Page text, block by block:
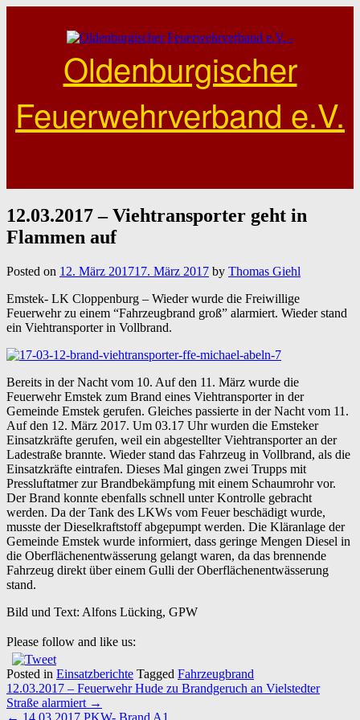
Oldenburgischer
Feuerwehrverband e.V.
12.03.2017 – Viehtransporter geht in
Flammen auf
Posted on 12. März 201717. März 2017 by Thomas Giehl
Emstek- LK Cloppenburg – Wieder wurde die Freiwillige
Feuerwehr zu einem “Fahrzeugbrand groß” alarmiert. Wieder stand
ein Viehtransporter in Vollbrand.
Bereits in der Nacht vom 10. Auf den 11. März wurde die
FeuerwehrEmstek zum Brand eines Viehtransporter in der
Gemeinde Emstek gerufen. Gleiches passierte in der Nacht vom 11.
Auf den 12. März 2017. Um 03.17 Uhr wurden die Emsteker
Einsatzkräfte gerufen, weil ein abgestellter Viehtransporter an der
Ladestraße brannte. Wieder stand das Fahrzeug in Vollbrand, als die
Einsatzkräfte eintrafen. Dieses Mal gingen zwei Trupps mit
Pressluftatmer zur Brandbekämpfung mit einem Schaumrohr vor.
Der Brand konnte ebenfalls schnell unter Kontrolle gebracht
werden. Da der Tank des LKWs vom Feuer beschädigt wurde,
musste der Dieselkraftstoff abgepumpt werden. Die Kläranlage der
Gemeinde Emstek wurde informiert, dass geringe Mengen Diesel in
die Oberflächenentwässerung gelangt waren, da das brennende
Fahrzeug direkt über einem Gulli der Oberflächenentwässerung
stand.
Bild und Text: Alfons Lücking, GPW
Please follow and like us:
Posted in Einsatzberichte Tagged Fahrzeugbrand
Post
navigation
12.03.2017 – Feuerwehr Hude zu Brandgeruch an Vielstedter
Straße alarmiert →